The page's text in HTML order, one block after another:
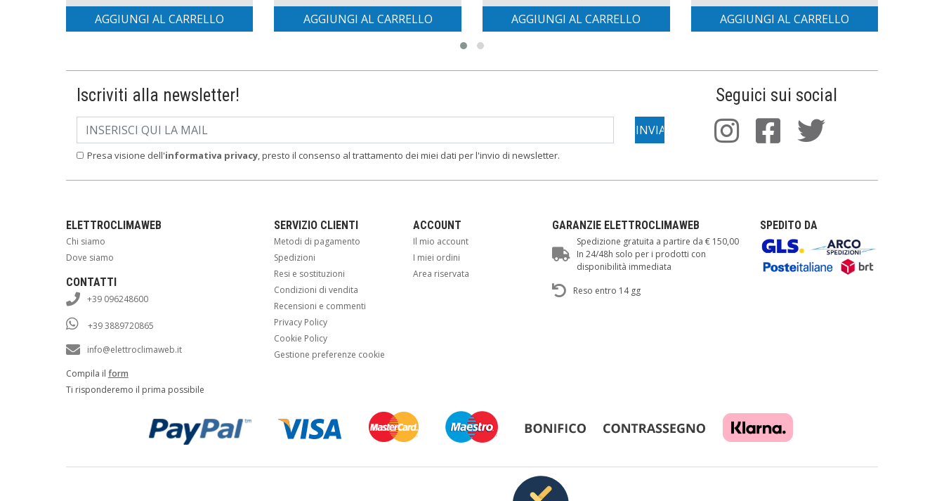
AGGIUNGI AL CARRELLO AGGIUNGI AL CARRELLO AGGIUNGI AL CARRELLO AGGIUNGI AL CARRELLO
Iscriviti alla newsletter!
Presa visione dell'informativa privacy, presto il consenso al trattamento dei miei dati per l'invio di newsletter.
Seguici sui social
ELETTROCLIMAWEB
Chi siamo
Dove siamo
CONTATTI
+39 096248600
+39 3889720865
info@elettroclimaweb.it
Compila il form
Ti risponderemo il prima possibile
SERVIZIO CLIENTI
Metodi di pagamento
Spedizioni
Resi e sostituzioni
Condizioni di vendita
Recensioni e commenti
Privacy Policy
Cookie Policy
Gestione preferenze cookie
ACCOUNT
Il mio account
I miei ordini
Area riservata
GARANZIE ELETTROCLIMAWEB
Spedizione gratuita a partire da € 150,00
In 24/48h solo per i prodotti con
disponibilità immediata
Reso entro 14 gg
SPEDITO DA